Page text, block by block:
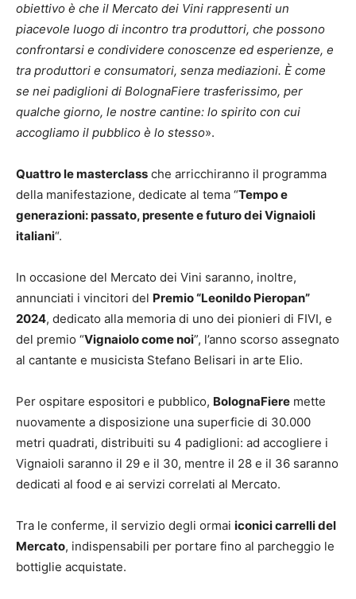
obiettivo è che il Mercato dei Vini rappresenti un
piacevole luogo di incontro tra produttori, che possono
confrontarsi e condividere conoscenze ed esperienze, e
tra produttori e consumatori, senza mediazioni. È come
se nei padiglioni di BolognaFiere trasferissimo, per
qualche giorno, le nostre cantine: lo spirito con cui
accogliamo il pubblico è lo stesso».
Quattro le masterclass che arricchiranno il programma
della manifestazione, dedicate al tema “Tempo e
generazioni: passato, presente e futuro dei Vignaioli
italiani“.
In occasione del Mercato dei Vini saranno, inoltre,
annunciati i vincitori del Premio “Leonildo Pieropan”
2024, dedicato alla memoria di uno dei pionieri di FIVI, e
del premio “Vignaiolo come noi”, l’anno scorso assegnato
al cantante e musicista Stefano Belisari in arte Elio.
Per ospitare espositori e pubblico, BolognaFiere mette
nuovamente a disposizione una superficie di 30.000
metri quadrati, distribuiti su 4 padiglioni: ad accogliere i
Vignaioli saranno il 29 e il 30, mentre il 28 e il 36 saranno
dedicati al food e ai servizi correlati al Mercato.
Tra le conferme, il servizio degli ormai iconici carrelli del
Mercato, indispensabili per portare fino al parcheggio le
bottiglie acquistate.